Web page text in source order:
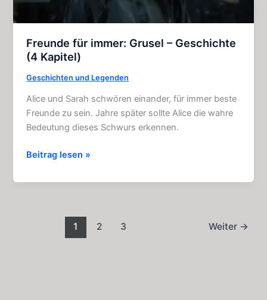
Freunde für immer: Grusel – Geschichte
(4 Kapitel)
Geschichten und Legenden
Alice und Sarah schwören einander, für immer beste
Freunde zu sein. Jahre später sollte Alice die wahre
Bedeutung dieses Schwurs erkennen.
Freunde
immer:
Geschichte
Beitrag lesen »
1 2 3 Weiter →